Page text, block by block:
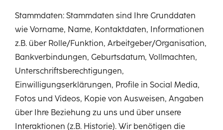
Stammdaten: Stammdaten sind Ihre Grunddaten
wie Vorname, Name, Kontaktdaten, Informationen
z.B. über Rolle/Funktion, Arbeitgeber/Organisation,
Bankverbindungen, Geburtsdatum, Vollmachten,
Unterschriftsberechtigungen,
Einwilligungserklärungen, Profile in Social Media,
Fotos und Videos, Kopie von Ausweisen, Angaben
über Ihre Beziehung zu uns und über unsere
Interaktionen (z.B. Historie). Wir benötigen die